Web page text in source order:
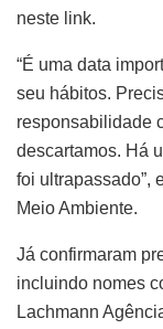
neste link.
“É uma data
seu hábitos.
responsabilidade
descartamos. Há
foi ultrapassado”,
Meio Ambiente.
Já confirmaram
incluindo nomes
Lachmann